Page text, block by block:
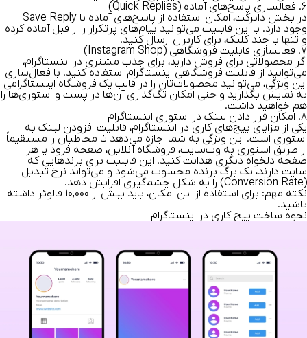
۶. فعالسازی پاسخ‌های آماده (Quick Replies)
در بخش دایرکت، امکان استفاده از پاسخ‌های آماده یا Save Reply
وجود دارد. با این قابلیت می‌توانید پیام‌های پرتکرار را از قبل آماده کرده
و تنها با چند کلیک، برای کاربران ارسال کنید.
۷. فعالسازی قابلیت فروشگاهی (Instagram Shop)
اگر محصولاتی برای فروش دارید، برای جذب مشتری در اینستاگرام،
می‌توانید از قابلیت فروشگاهی اینستاگرام استفاده کنید. با فعال‌سازی
این ویژگی، می‌توانید محصولات‌تان را در قالب یک فروشگاه اینستاگرامی
به نمایش بگذارید و حتی امکان تگ‌گذاری آن‌ها در پست‌ و استوری‌ها را
هم خواهید داشت.
۸. امکان قرار دادن لینک در استوری اینستاگرام
یکی از مزایای پیج‌های کاری در اینستاگرام، قابلیت افزودن لینک به
استوری است. این ویژگی به شما اجازه می‌دهد تا مخاطبان را مستقیماً
از طریق استوری به وب‌سایت، فروشگاه آنلاین، صفحه فرود یا هر
صفحه دلخواه دیگری هدایت کنید. این قابلیت برای برندهایی که
سایت دارند، یک برگ برنده محسوب می‌شود و می‌تواند نرخ تبدیل
(Conversion Rate) را به شکل چشم‌گیری افزایش دهد.
نکته مهم: برای استفاده از این امکان، باید بیش از 10,000 فالوئر داشته
باشید.
نحوه ساخت پیج کاری در اینستاگرام